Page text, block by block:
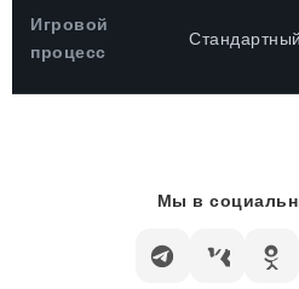
Игровой
процесс
Стандартный
Мы в